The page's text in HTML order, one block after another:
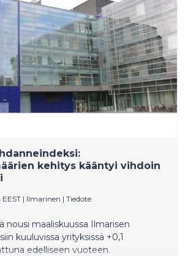
kehitys kääntyi vihdoin
| Ilmarinen | Tiedote
nousi maaliskuussa Ilmarisen
kuuluvissa yrityksissä +0,1
edelliseen vuoteen.